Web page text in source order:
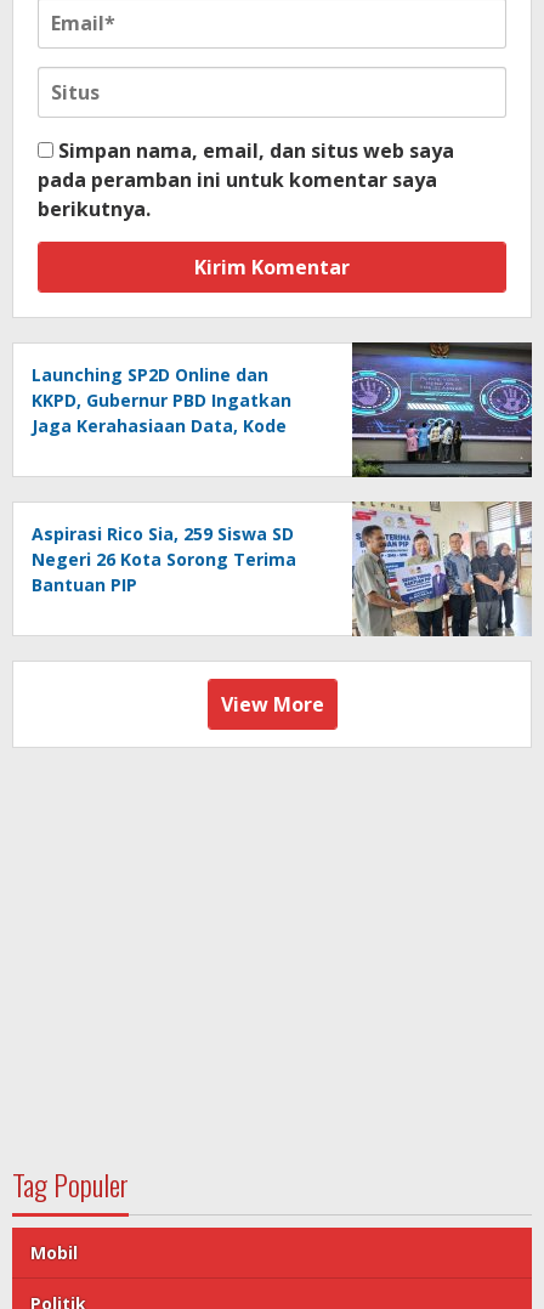
Simpan nama, email, dan situs web saya
pada peramban ini untuk komentar saya
berikutnya.
Launching SP2D Online dan
KKPD, Gubernur PBD Ingatkan
Jaga Kerahasiaan Data, Kode
Aspirasi Rico Sia, 259 Siswa SD
Negeri 26 Kota Sorong Terima
Bantuan PIP
View More
Tag Populer
Mobil
Politik